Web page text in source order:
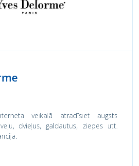
veikalā atradīsiet augsts
dvieļus, galdautus, ziepes utt.